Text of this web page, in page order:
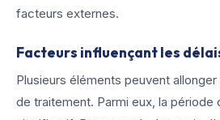
facteurs externes.
Facteurs influençant les
Plusieurs éléments peuvent
de traitement. Parmi eux, la période